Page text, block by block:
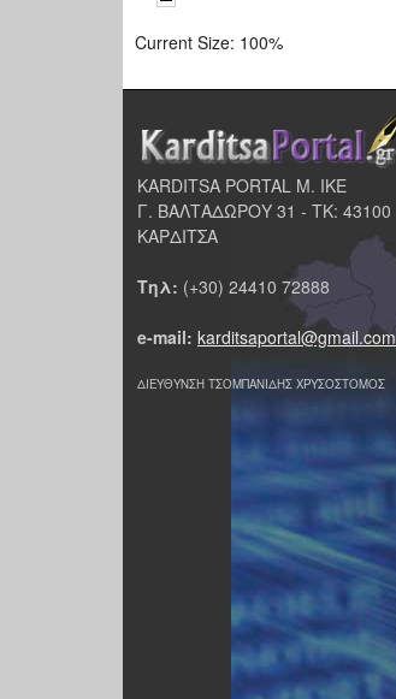
Current Size: 100%
KARDITSA PORTAL Μ. ΙΚΕ
Γ. ΒΑΛΤΑΔΩΡΟΥ 31 - ΤΚ: 43100
ΚΑΡΔΙΤΣΑ
Τηλ: (+30) 24410 72888
e-mail: karditsaportal@gmail.com
ΔΙΕΥΘΥΝΣΗ ΤΣΟΜΠΑΝΙΔΗΣ ΧΡΥΣΟΣΤΟΜΟΣ